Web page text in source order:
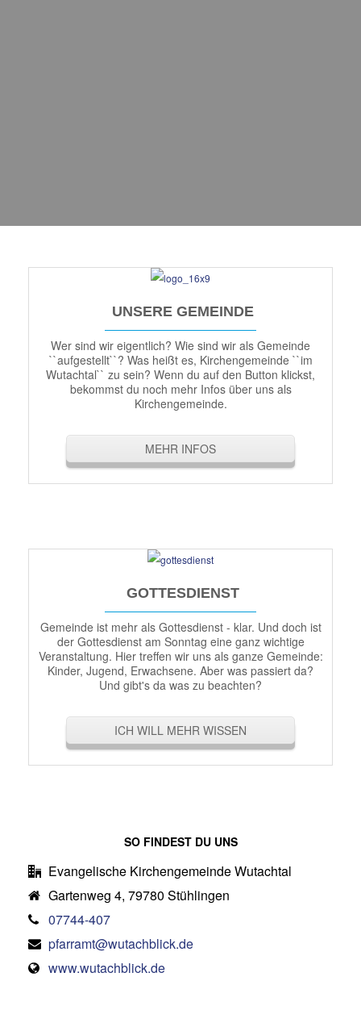
UNSERE GEMEINDE
Wer sind wir eigentlich? Wie sind wir als Gemeinde
``aufgestellt``? Was heißt es, Kirchengemeinde ``im
Wutachtal`` zu sein? Wenn du auf den Button klickst,
bekommst du noch mehr Infos über uns als
Kirchengemeinde.
MEHR INFOS
GOTTESDIENST
Gemeinde ist mehr als Gottesdienst - klar. Und doch ist
der Gottesdienst am Sonntag eine ganz wichtige
Veranstaltung. Hier treffen wir uns als ganze Gemeinde:
Kinder, Jugend, Erwachsene. Aber was passiert da?
Und gibt's da was zu beachten?
ICH WILL MEHR WISSEN
SO FINDEST DU UNS
Evangelische Kirchengemeinde Wutachtal
Gartenweg 4, 79780 Stühlingen
07744-407
pfarramt@wutachblick.de
www.wutachblick.de